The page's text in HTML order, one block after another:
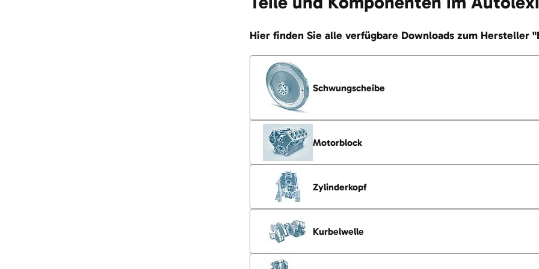
Hier finden Sie alle verfügbare Downloads zum Hersteller
Schwungscheibe
Motorblock
Zylinderkopf
Kurbelwelle